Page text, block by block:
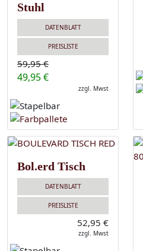
Stuhl
DATENBLATT
PREISLISTE
59,95 €
49,95 €
zzgl. Mwst
Bol.erd Tisch
DATENBLATT
PREISLISTE
52,95 €
zzgl. Mwst